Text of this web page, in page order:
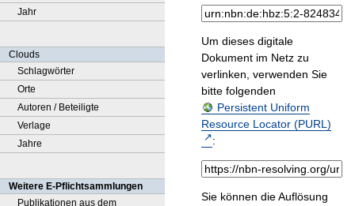
Jahr
Clouds
Schlagwörter
Orte
Autoren / Beteiligte
Verlage
Jahre
Weitere E-Pflichtsammlungen
Publikationen aus dem
Um dieses digitale
Dokument im Netz zu
verlinken, verwenden Sie
bitte folgenden
Persistent Uniform
Resource Locator (PURL)
:
Sie können die Auflösung